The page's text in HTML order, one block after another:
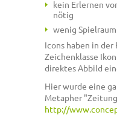
kein Erlernen
nötig
wenig
Icons haben in
Zeichenklasse
direktes Abbild
Hier wurde eine
Metapher
http://